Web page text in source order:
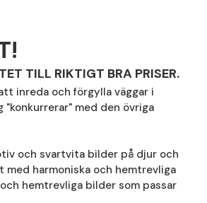
TILL RIKTIGT BRA PRISER.
inreda och förgylla väggar i
med den övriga
och svartvita bilder på djur och
harmoniska och hemtrevliga
hemtrevliga bilder som passar